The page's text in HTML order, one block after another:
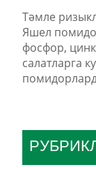
Тәмле
Яшел
фосфор,
салатларга